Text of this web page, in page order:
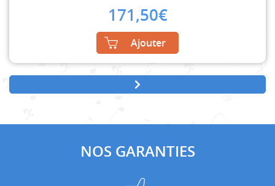
171,50€
Ajouter
NOS GARANTIES